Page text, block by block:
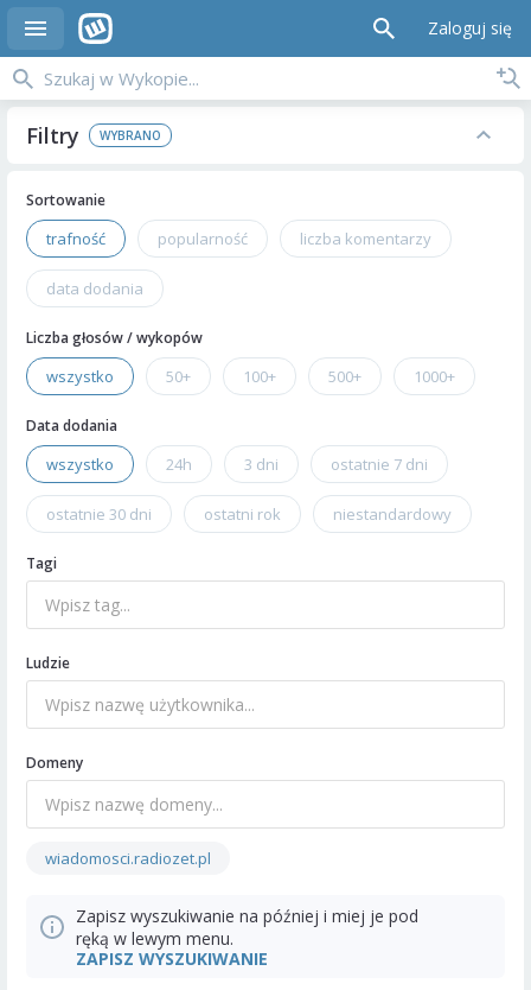
Zaloguj się
Filtry
Sortowanie
trafność popularność liczba komentarzy
data dodania
Liczba głosów / wykopów
wszystko 50+ 100+ 500+ 1000+
Data dodania
wszystko 24h 3 dni ostatnie 7 dni
ostatnie 30 dni ostatni rok niestandardowy
Tagi
Ludzie
Domeny
wiadomosci.radiozet.pl
Zapisz wyszukiwanie na później i miej je pod
ręką w lewym menu.
ZAPISZ WYSZUKIWANIE